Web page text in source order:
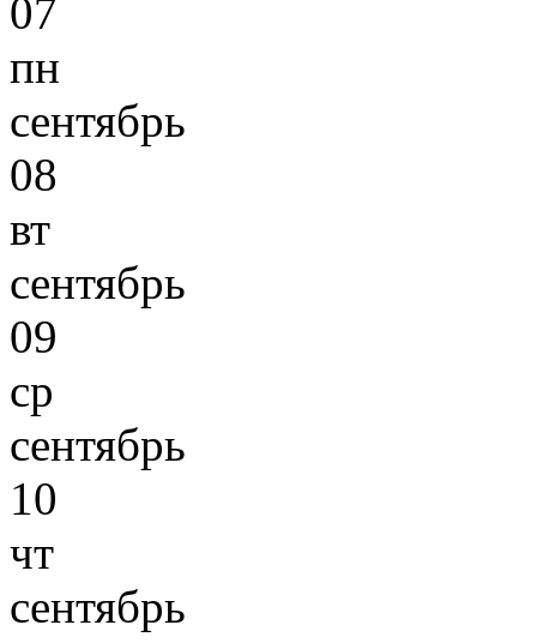
07
пн
сентябрь
08
вт
сентябрь
09
ср
сентябрь
10
чт
сентябрь